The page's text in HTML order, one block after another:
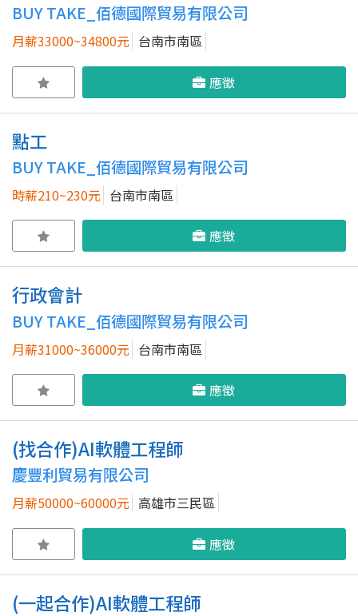
BUY TAKE_佰德國際貿易有限公司
月薪33000~34800元 台南市南區
應徵
點工
BUY TAKE_佰德國際貿易有限公司
時薪210~230元 台南市南區
應徵
行政會計
BUY TAKE_佰德國際貿易有限公司
月薪31000~36000元 台南市南區
應徵
(找合作)AI軟體工程師
慶豐利貿易有限公司
月薪50000~60000元 高雄市三民區
應徵
(一起合作)AI軟體工程師